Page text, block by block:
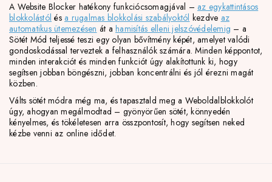
A Website Blocker hatékony funkciócsomagjával – az egykattintásos
blokkolástól és a rugalmas blokkolási szabályoktól kezdve az
automatikus ütemezésen át a hamisítás elleni jelszóvédelemig – a
Sötét Mód teljessé teszi egy olyan bővítmény képét, amelyet valódi
gondoskodással terveztek a felhasználók számára. Minden képpontot,
minden interakciót és minden funkciót úgy alakítottunk ki, hogy
segítsen jobban böngészni, jobban koncentrálni és jól érezni magát
közben.
Válts sötét módra még ma, és tapasztald meg a Weboldalblokkolót
úgy, ahogyan megálmodtad – gyönyörűen sötét, könnyedén
kényelmes, és tökéletesen arra összpontosít, hogy segítsen neked
kézbe venni az online idődet.